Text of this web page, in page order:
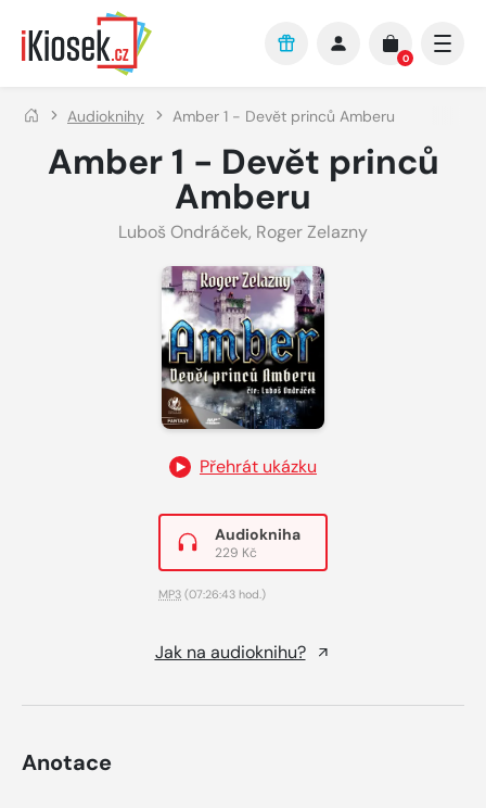
Přejít na hlavní obsah
0
Audioknihy Amber 1 - Devět princů Amberu
Amber 1 - Devět princů
Amberu
Luboš Ondráček, Roger Zelazny
Přehrát ukázku
Audiokniha
229 Kč
MP3 (07:26:43 hod.)
Jak na audioknihu?
Anotace